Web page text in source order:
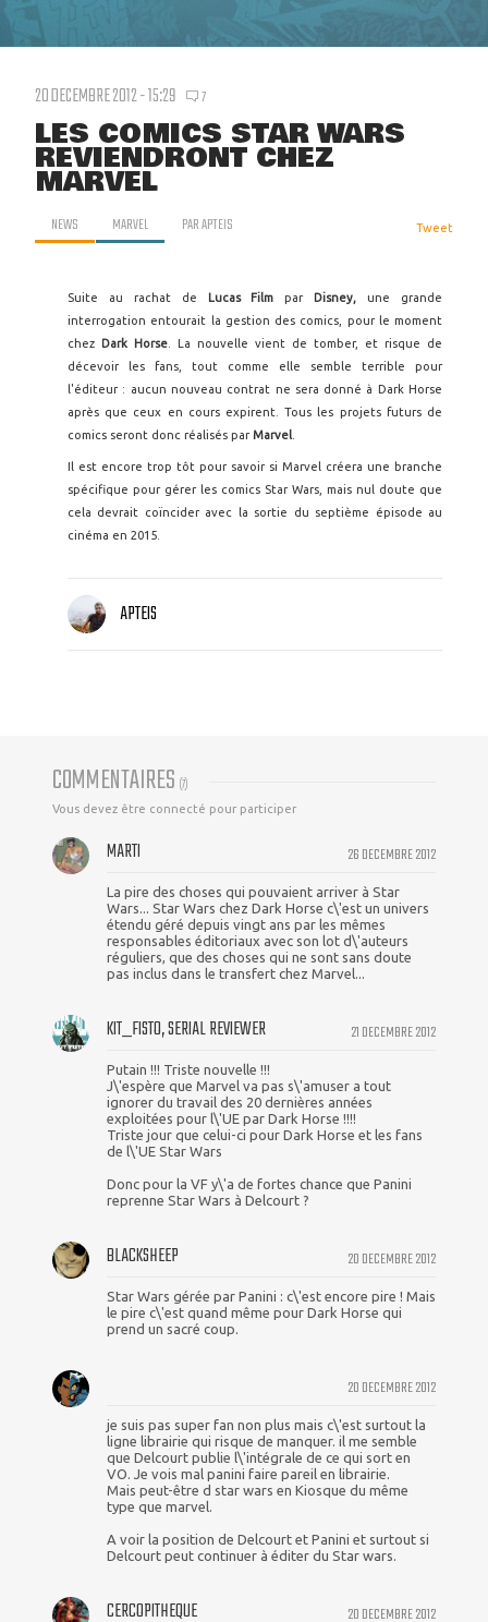
20 DECEMBRE 2012 - 15:29 7
LES COMICS STAR WARS
REVIENDRONT CHEZ
MARVEL
NEWS MARVEL PARAPTEIS Tweet
Suite au rachat de Lucas Film par Disney, une grande
interrogation entourait la gestion des comics, pour le moment
chez Dark Horse . La nouvelle vient de tomber, et risque de
décevoir les fans, tout comme elle semble terrible pour
l'éditeur : aucun nouveau contrat ne sera donné à Dark Horse
après que ceux en cours expirent. Tous les projets futurs de
comics seront donc réalisés parMarvel
Il est encore trop tôt pour savoir si Marvel créera une branche
spécifique pour gérer les comics Star Wars, mais nul doute que
cela devrait coïncider avec la sortie du septième épisode au
cinéma en 2015.
APTEIS
COMMENTAIRES (7)
Vous devez être connecté pour participer
26 DECEMBRE 2012
MARTI
La pire des choses qui pouvaient arriver à Star
Wars... Star Wars chez Dark Horse c\'est un univers
étendu géré depuis vingt ans par les mêmes
responsables éditoriaux avec son lot d\'auteurs
réguliers, que des choses qui ne sont sans doute
pas inclus dans le transfert chez Marvel...
21 DECEMBRE 2012
KIT_FISTO, SERIAL REVIEWER
Putain !!! Triste nouvelle !!!
J\'espère que Marvel va pas s\'amuser a tout
ignorer du travail des 20 dernières années
exploitées pour l\'UE par Dark Horse !!!!
Triste jour que celui-ci pour Dark Horse et les fans
de l\'UE Star Wars
Donc pour la VF y\'a de fortes chance que Panini
reprenne Star Wars à Delcourt ?
20 DECEMBRE 2012
BLACKSHEEP
Star Wars gérée par Panini : c\'est encore pire ! Mais
le pire c\'est quand même pour Dark Horse qui
prend un sacré coup.
20 DECEMBRE 2012
je suis pas super fan non plus mais c\'est surtout la
ligne librairie qui risque de manquer. il me semble
que Delcourt publie l\'intégrale de ce qui sort en
VO. Je vois mal panini faire pareil en librairie.
Mais peut-être d star wars en Kiosque du même
type que marvel.
A voir la position de Delcourt et Panini et surtout si
Delcourt peut continuer à éditer du Star wars.
20 DECEMBRE 2012
CERCOPITHEQUE